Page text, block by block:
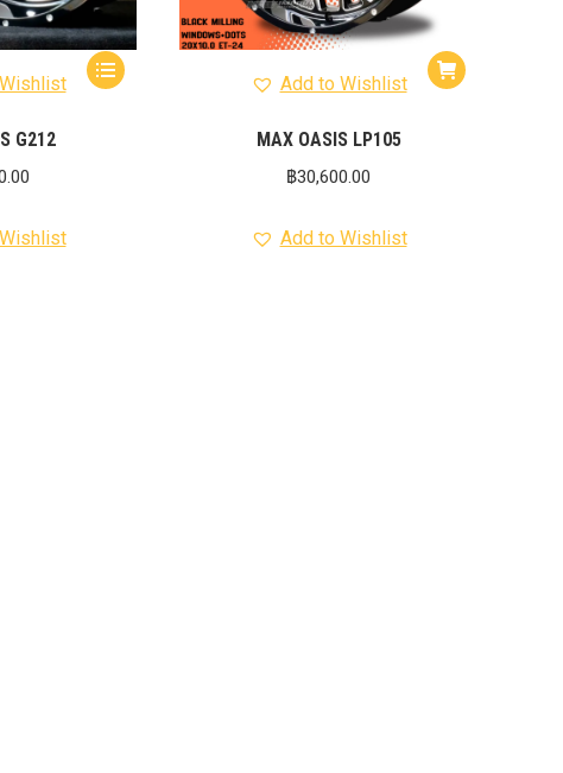
G212
Add to Wishlist
MAX OASIS LP105
฿30,600.00
Add to Wishlist